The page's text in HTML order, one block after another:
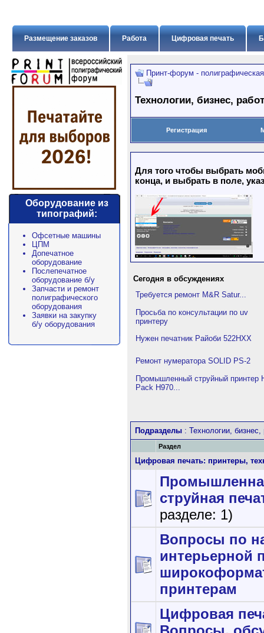
Цифровая печать
Работа
Размещение заказов
Оборудование из
типографий:
Офсетные машины
ЦПМ
Допечатное
оборудование
Послепечатное
оборудование б/у
Запчасти и ремонт
полиграфического
оборудования
Заявки на закупку
б/у оборудования
Принт-форум -
Технологии, бизнес,
Регистрация
Для того чтобы выбрать
конца, и выбрать в поле,
Сегодня в обсуждениях
Требуется ремонт M&R Satur...
Просьба по консультации по uv
принтеру
Нужен печатник Райоби 522HXX
Ремонт нумератора SOLID PS-2
Промышленный струйный принтер
Pack H970...
Подразделы : Технологии, бизнес,
Раздел
Цифровая печать: принтеры,
струйная
разделе: 1)
Вопросы по
интерьерной
принтерам
Цифровая